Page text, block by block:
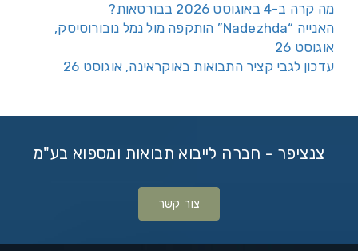
מה קרה ב-4 באוגוסט 2026 בבורסאות?
האנייה “Nadezhda” הותקפה מול נמל נובורוסיסק,
אוגוסט 26
עדכון לגבי קציר התבואות באוקראינה, אוגוסט 26
צנציפר - חברה לייבוא תבואות ומספוא בע"מ
צור קשר